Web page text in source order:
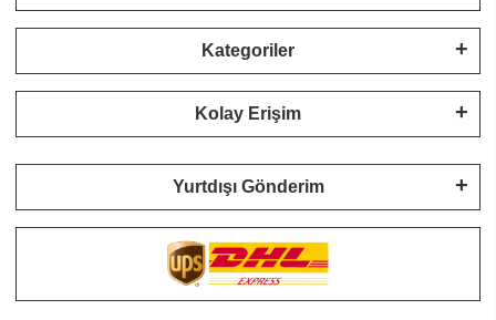
Kategoriler
Kolay Erişim
Yurtdışı Gönderim